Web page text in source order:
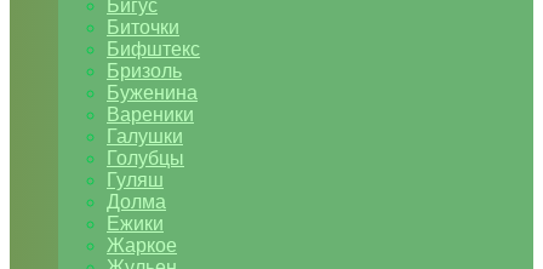
Бигус
Биточки
Бифштекс
Бризоль
Буженина
Вареники
Галушки
Голубцы
Гуляш
Долма
Ежики
Жаркое